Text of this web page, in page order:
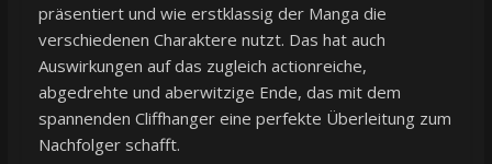
präsentiert und wie erstklassig der Manga die
verschiedenen Charaktere nutzt. Das hat auch
Auswirkungen auf das zugleich actionreiche,
abgedrehte und aberwitzige Ende, das mit dem
spannenden Cliffhanger eine perfekte Überleitung zum
Nachfolger schafft.